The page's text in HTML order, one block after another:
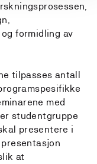
formidling av
tilpasses antall
med
studentgruppe
presentere i
at